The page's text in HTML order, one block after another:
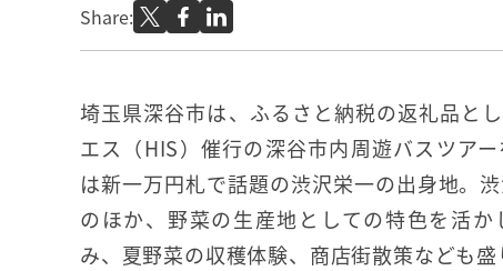
Share:
埼玉県深谷市は、ふるさと納税の返礼品と
エス（HIS）催行の深谷市内周遊バスツア
は新一万円札で話題の渋沢栄一の出身地。
のほか、野菜の生産地としての特色を活か
み、夏野菜の収穫体験、商店街散策なども盛